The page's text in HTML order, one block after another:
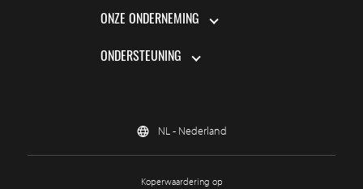
ONZE ONDERNEMING
ONDERSTEUNING
NL - Nederland
Koperwaardering op